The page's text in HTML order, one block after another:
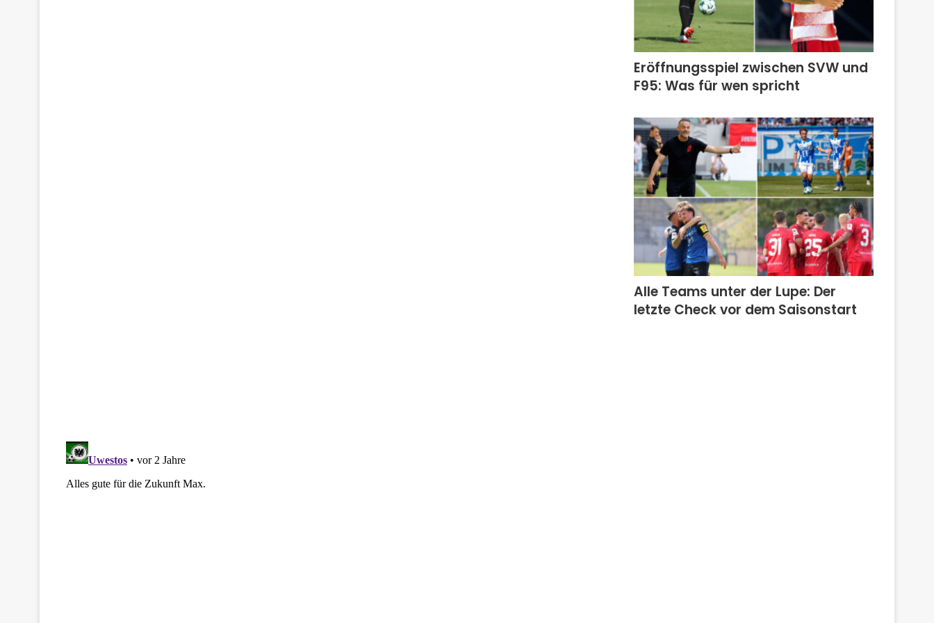
Eröffnungsspiel zwischen SVW und
F95: Was für wen spricht
Alle Teams unter der Lupe: Der
letzte Check vor dem Saisonstart